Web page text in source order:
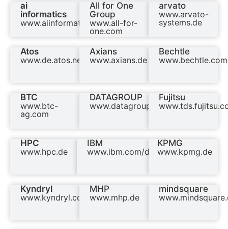
ai
informatics
www.aiinformatics.com
All for One
Group
www.all-for-
one.com
arvato
www.arvato-
systems.de
Atos
www.de.atos.net
Axians
www.axians.de
Bechtle
www.bechtle.com
BTC
www.btc-
ag.com
DATAGROUP
www.datagroup.de
Fujitsu
HPC
www.hpc.de
IBM
www.ibm.com/de
KPMG
www.kpmg.de
Kyndryl
www.kyndryl.com/de
MHP
www.mhp.de
mindsquare